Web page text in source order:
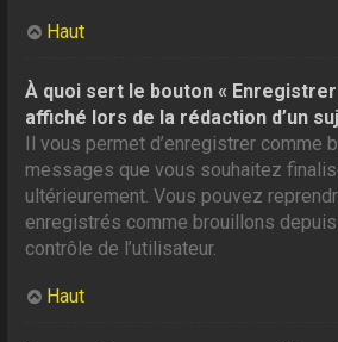
Haut
À quoi sert le bouton «
affiché lors de la rédaction d’un
Il vous permet d’enregistrer comme
messages que vous souhaitez
ultérieurement. Vous pouvez
enregistrés comme brouillons
contrôle de l’utilisateur.
Haut